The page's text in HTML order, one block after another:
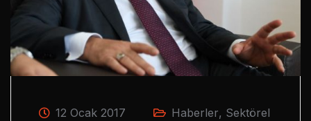
12 Ocak 2017 Haberler, Sektörel